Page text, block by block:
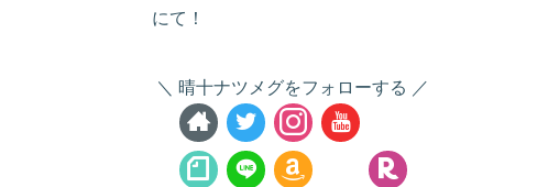
にて！
晴十ナツメグをフォローする